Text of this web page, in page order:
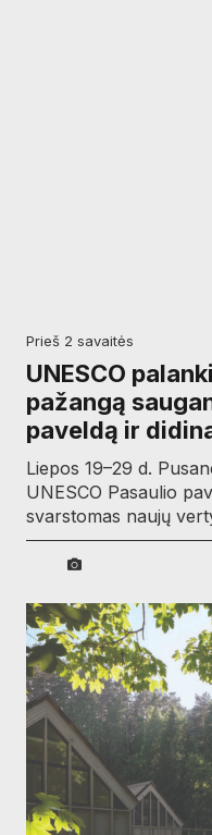
prieš 2 savaitės
UNESCO
pažangą
paveldą ir
Liepos 19–29 d.
UNESCO Pasaulio
svarstomas naujų